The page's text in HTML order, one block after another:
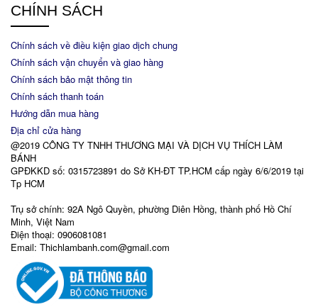
CHÍNH SÁCH
Chính sách về điều kiện giao dịch chung
Chính sách vận chuyển và giao hàng
Chính sách bảo mật thông tin
Chính sách thanh toán
Hướng dẫn mua hàng
Địa chỉ cửa hàng
@2019 CÔNG TY TNHH THƯƠNG MẠI VÀ DỊCH VỤ THÍCH LÀM
BÁNH
GPĐKKD số: 0315723891 do Sở KH-ĐT TP.HCM cấp ngày 6/6/2019 tại
Tp HCM
Trụ sở chính: 92A Ngô Quyền, phường Diên Hồng, thành phố Hồ Chí
Minh, Việt Nam
Điện thoại: 0906081081
Email: Thichlambanh.com@gmail.com